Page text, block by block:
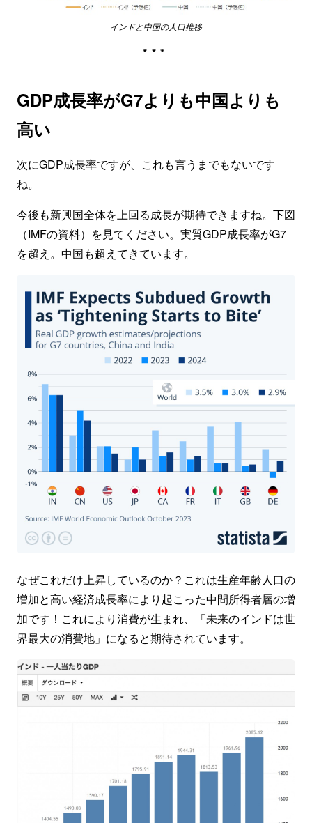
インドと中国の人口推移
***
GDP成長率がG7よりも中国よりも
高い
次にGDP成長率ですが、これも言うまでもないです
ね。
今後も新興国全体を上回る成長が期待できますね。下図
（IMFの資料）を見てください。実質GDP成長率がG7
を超え。中国も超えてきています。
なぜこれだけ上昇しているのか？これは生産年齢人口の
増加と高い経済成長率により起こった中間所得者層の増
加です！これにより消費が生まれ、「未来のインドは世
界最大の消費地」になると期待されています。